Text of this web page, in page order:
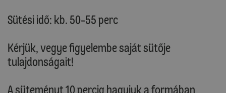
Sütési idő: kb. 50-55 perc
Kérjük, vegye figyelembe saját sütője
tulajdonságait!
A süteményt 10 percig hagyjuk a formában,